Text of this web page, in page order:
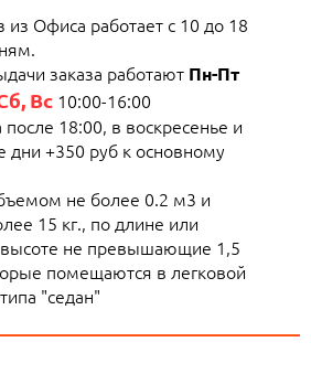
Офиса работает с 10 до 18
заказа работают Пн-Пт
Вс 10:00-16:00
18:00, в воскресенье и
дни +350 руб к основному
не более 0.2 м3 и
15 кг., по длине или
не превышающие 1,5
помещаются в легковой
"седан"